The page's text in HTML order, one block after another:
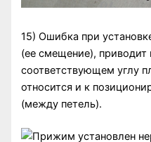
15) Ошибка при
(ее смещение), приводит
соответствующем углу
относится и к
(между петель).